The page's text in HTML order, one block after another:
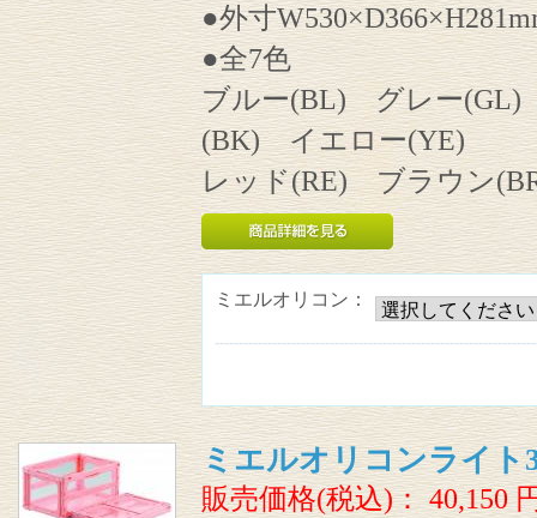
●外寸
●全7色
ブルー(BL) グレー
(BK) イエロー(YE)
レッド(RE) ブラウン
ミエルオリコン：
ミエルオリコンライト
販売価格(税込)： 40,150